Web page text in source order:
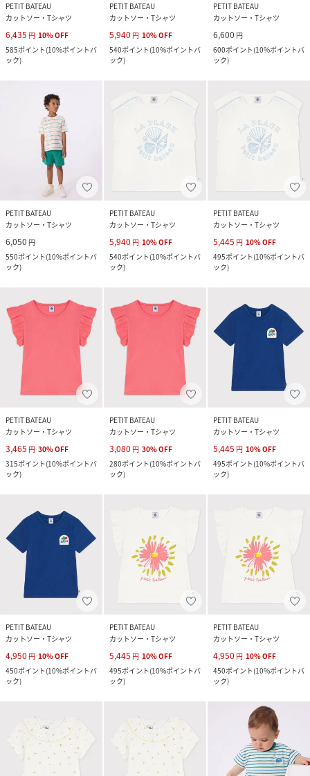
PETIT BATEAU
カットソー・Tシャツ
6,435 円 10%OFF
585ポイント(10%ポイントバ
ック)
PETIT BATEAU
カットソー・Tシャツ
5,940 円 10%OFF
540ポイント(10%ポイントバ
ック)
PETIT BATEAU
カットソー・Tシャツ
6,600 円
600ポイント(10%ポイントバ
ック)
PETIT BATEAU
カットソー・Tシャツ
6,050 円
550ポイント(10%ポイントバ
ック)
PETIT BATEAU
カットソー・Tシャツ
5,940 円 10%OFF
540ポイント(10%ポイントバ
ック)
PETIT BATEAU
カットソー・Tシャツ
5,445 円 10%OFF
495ポイント(10%ポイントバ
ック)
PETIT BATEAU
カットソー・Tシャツ
3,465 円 30%OFF
315ポイント(10%ポイントバ
ック)
PETIT BATEAU
カットソー・Tシャツ
3,080 円 30%OFF
280ポイント(10%ポイントバ
ック)
PETIT BATEAU
カットソー・Tシャツ
5,445 円 10%OFF
495ポイント(10%ポイントバ
ック)
PETIT BATEAU
カットソー・Tシャツ
4,950 円 10%OFF
450ポイント(10%ポイントバ
ック)
PETIT BATEAU
カットソー・Tシャツ
5,445 円 10%OFF
495ポイント(10%ポイントバ
ック)
PETIT BATEAU
カットソー・Tシャツ
4,950 円 10%OFF
450ポイント(10%ポイントバ
ック)